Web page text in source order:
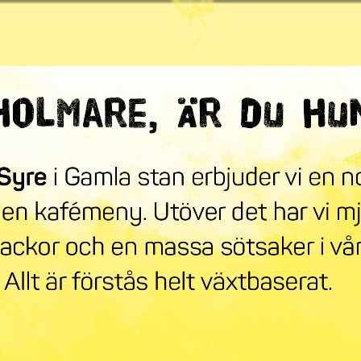
Syre Play Nyhetsbrev Stöd oss Mer